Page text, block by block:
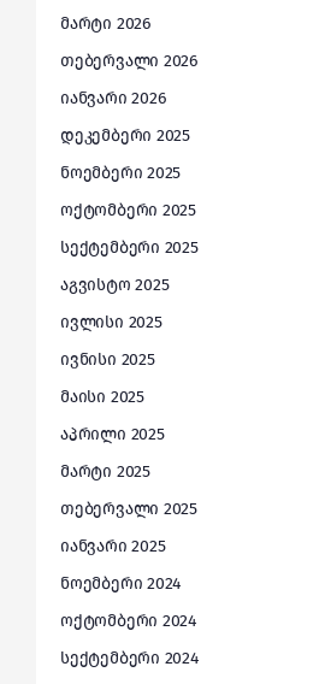
მარტი 2026
თებერვალი 2026
იანვარი 2026
დეკემბერი 2025
ნოემბერი 2025
ოქტომბერი 2025
სექტემბერი 2025
აგვისტო 2025
ივლისი 2025
ივნისი 2025
მაისი 2025
აპრილი 2025
მარტი 2025
თებერვალი 2025
იანვარი 2025
ნოემბერი 2024
ოქტომბერი 2024
სექტემბერი 2024